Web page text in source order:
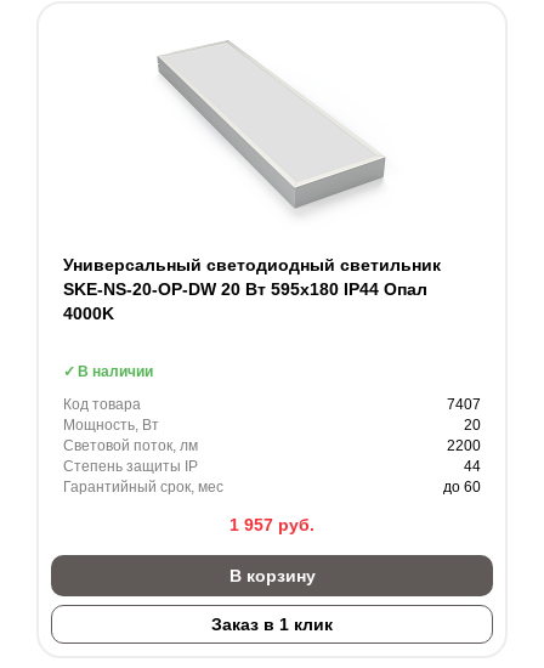
Универсальный светодиодный светильник
SKE-NS-20-OP-DW 20 Вт 595x180 IP44 Опал
4000K
В наличии
Код товара
7407
Мощность, Вт
20
Световой поток, лм
2200
Степень защиты IP
44
Гарантийный срок, мес
до 60
1 957 руб.
В корзину
Заказ в 1 клик